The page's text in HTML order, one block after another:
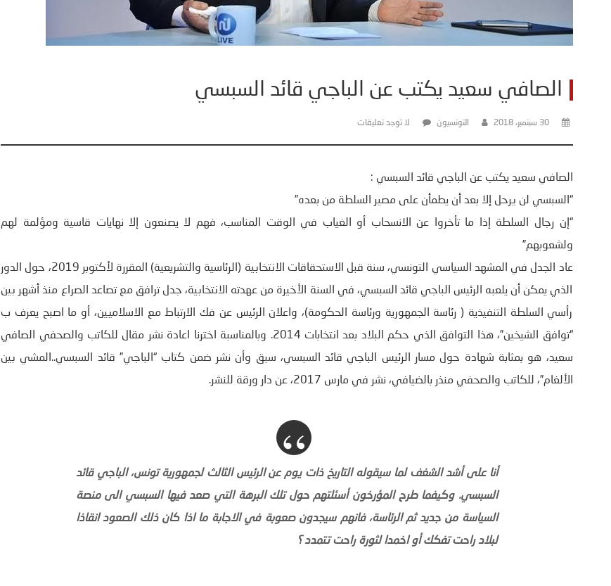
الصافي سعيد يكتب عن الباجي قائد السبسي
30 سبتمبر، 2018 التونسيون لا توجد تعليقات
الصافي سعيد يكتب عن الباجي قائد السبسي :
“السبسي لن يرحل إلا بعد أن يطمأن على مصير السلطة من بعده”
“إن رجال السلطة إذا ما تأخروا عن الانسحاب أو الغياب في الوقت المناسب، فهم لا يصنعون إلا نهايات قاسية ومؤلمة لهم
ولشعوبهم”
عاد الجدل في المشهد السياسي التونسي، سنة قبل الاستحقاقات الانتخابية (الرئاسية والتشريعية) المقررة لأكتوبر 2019، حول الدور
الذي يمكن أن يلعبه الرئيس الباجي قائد السبسي، في السنة الأخيرة من عهدته الانتخابية، جدل ترافق مع تصاعد الصراع منذ أشهر بين
رأسي السلطة التنفيذية ( رئاسة الجمهورية ورئاسة الحكومة)، واعلان الرئيس عن فك الارتباط مع الاسلاميين، أو ما اصبح يعرف ب
“توافق الشيخين”، هذا التوافق الذي حكم البلاد بعد انتخابات 2014. وبالمناسبة اخترنا اعادة نشر مقال للكاتب والصحفي الصافي
سعيد، هو بمثابة شهادة حول مسار الرئيس الباجي قائد السبسي، سبق وأن نشر ضمن كتاب “الباجي” قائد السبسي..المشي بين
الألغام”، للكاتب والصحفي منذر بالضيافي، نشر في مارس 2017، عن دار ورقة للنشر.
أنا على أشد الشغف لما سيقوله التاريخ ذات يوم عن الرئيس الثالث لجمهورية تونس، الباجي قائد
السبسي. وكيفما طرح المؤرخون أسئلتهم حول تلك البرهة التي صعد فيها السبسي الى منصة
السياسة من جديد ثم الرئاسة، فانهم سيجدون صعوبة في الاجابة ما اذا كان ذلك الصعود انقاذا
لبلاد راحت تفكك أو اخمدا لثورة راحت تتمدد ؟